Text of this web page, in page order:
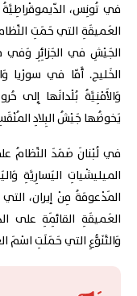
في تُونِس،
العَميقَةِ التي حَمَتِ
الجَيْشِ في الجَزائِرِ وَفي
الخَليج. أَمّا في سورْيا
وَالأَمْنِيَّةُ بُلْدانَها إِلى
يَخوضُها جَيْشُ البِلادِ
في لُبْنانَ صَمَدَ النِّظامُ
الميليشْياتِ اليَسارِيَّةِ
المَدْعومَةُ مِنْ إيران،
العَميقَةِ القائِمَةِ على
وَالتَّنَوُّعِ التي حَمَلَتِ اسْمَ